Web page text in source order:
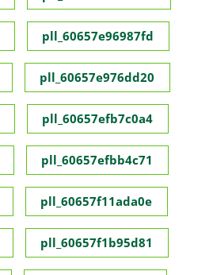
pll_60657e96987fd
pll_60657e976dd20
pll_60657efb7c0a4
pll_60657efbb4c71
pll_60657f11ada0e
pll_60657f1b95d81